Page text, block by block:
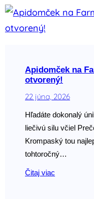
Apidomček na
otvorený!
22 júna, 2026
Hľadáte dokonalý
liečivú silu včiel
Krompaský tou
tohtoročný…
Čitaj viac